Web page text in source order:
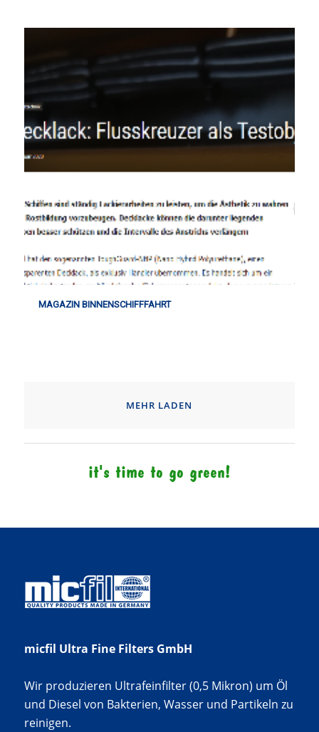
MAGAZIN BINNENSCHIFFFAHRT
MEHR LADEN
it's time to go green!
micfil Ultra Fine Filters GmbH
Wir produzieren Ultrafeinfilter (0,5 Mikron) um Öl
und Diesel von Bakterien, Wasser und Partikeln zu
reinigen.